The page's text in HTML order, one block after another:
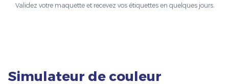
Validez votre maquette et recevez vos étiquettes en quelques jours.
Simulateur de couleur